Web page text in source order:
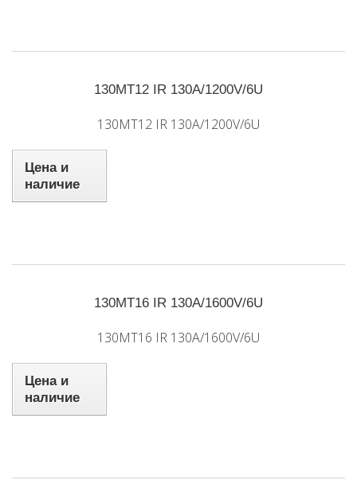
130MT12 IR 130A/1200V/6U
130MT12 IR 130A/1200V/6U
Цена и
наличие
130MT16 IR 130A/1600V/6U
130MT16 IR 130A/1600V/6U
Цена и
наличие